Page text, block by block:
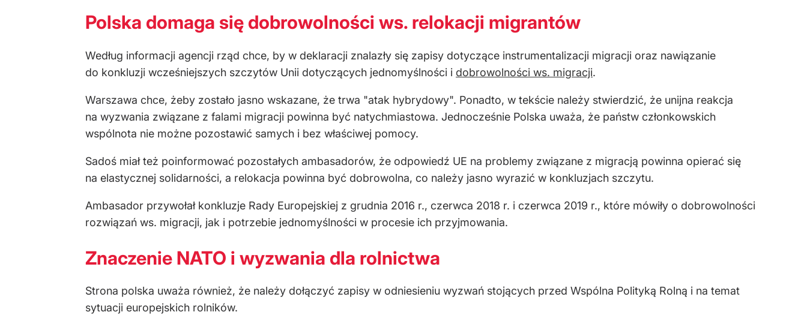
Polska domaga się dobrowolności ws. relokacji migrantów
Według informacji agencji rząd chce, by w deklaracji znalazły się zapisy dotyczące instrumentalizacji migracji oraz nawiązanie
do konkluzji wcześniejszych szczytów Unii dotyczących jednomyślności i dobrowolności ws. migracji.
Warszawa chce, żeby zostało jasno wskazane, że trwa "atak hybrydowy". Ponadto, w tekście należy stwierdzić, że unijna reakcja
na wyzwania związane z falami migracji powinna być natychmiastowa. Jednocześnie Polska uważa, że państw członkowskich
wspólnota nie możne pozostawić samych i bez właściwej pomocy.
Sadoś miał też poinformować pozostałych ambasadorów, że odpowiedź UE na problemy związane z migracją powinna opierać się
na elastycznej solidarności, a relokacja powinna być dobrowolna, co należy jasno wyrazić w konkluzjach szczytu.
Ambasador przywołał konkluzje Rady Europejskiej z grudnia 2016 r., czerwca 2018 r. i czerwca 2019 r., które mówiły o dobrowolności
rozwiązań ws. migracji, jak i potrzebie jednomyślności w procesie ich przyjmowania.
Znaczenie NATO i wyzwania dla rolnictwa
Strona polska uważa również, że należy dołączyć zapisy w odniesieniu wyzwań stojących przed Wspólna Polityką Rolną i na temat
sytuacji europejskich rolników.